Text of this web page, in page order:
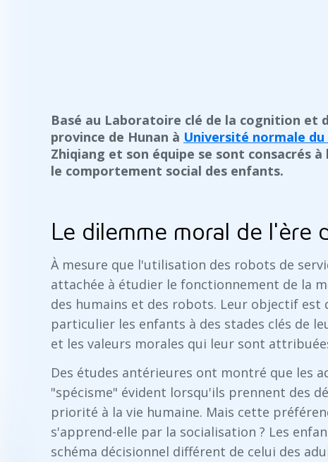
Basé au Laboratoire clé de la cognition et
province de Hunan à Université normale du
Zhiqiang et son équipe se sont consacrés
le comportement social des enfants.
Le dilemme moral de l'ère
À mesure que l'utilisation des robots de
attachée à étudier le fonctionnement de la
des humains et des robots. Leur objectif est
particulier les enfants à des stades clés de
et les valeurs morales qui leur sont
Des études antérieures ont montré que les
"spécisme" évident lorsqu'ils prennent des
priorité à la vie humaine. Mais cette
s'apprend-elle par la socialisation ? Les
schéma décisionnel différent de celui des